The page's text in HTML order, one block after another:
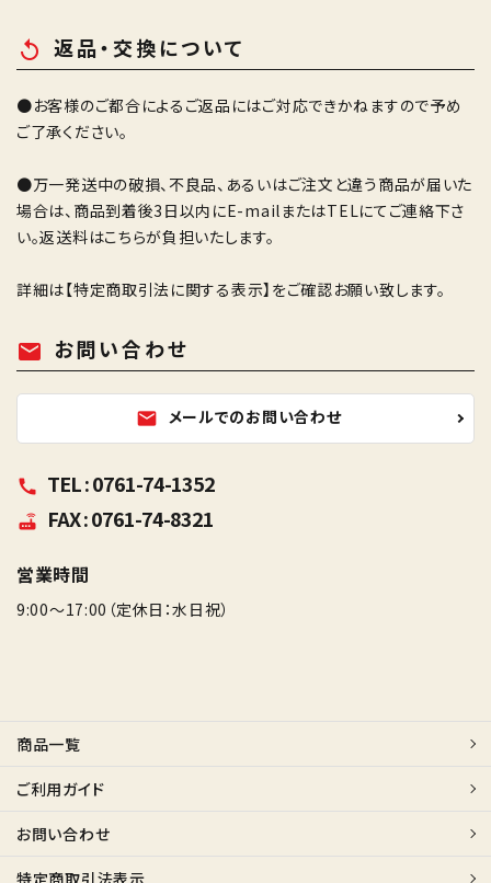
replay 返品・交換について
●お客様のご都合によるご返品にはご対応できかねますので予め
ご了承ください。
●万一発送中の破損、不良品、あるいはご注文と違う商品が届いた
場合は、商品到着後3日以内にE-mailまたはTELにてご連絡下さ
い。返送料はこちらが負担いたします。
詳細は【特定商取引法に関する表示】 をご確認お願い致します。
mail お問い合わせ
mail メールでのお問い合わせ
call TEL : 0761-74-1352
router FAX : 0761-74-8321
営業時間
9:00～17:00（定休日：水日祝）
商品一覧
ご利用ガイド
お問い合わせ